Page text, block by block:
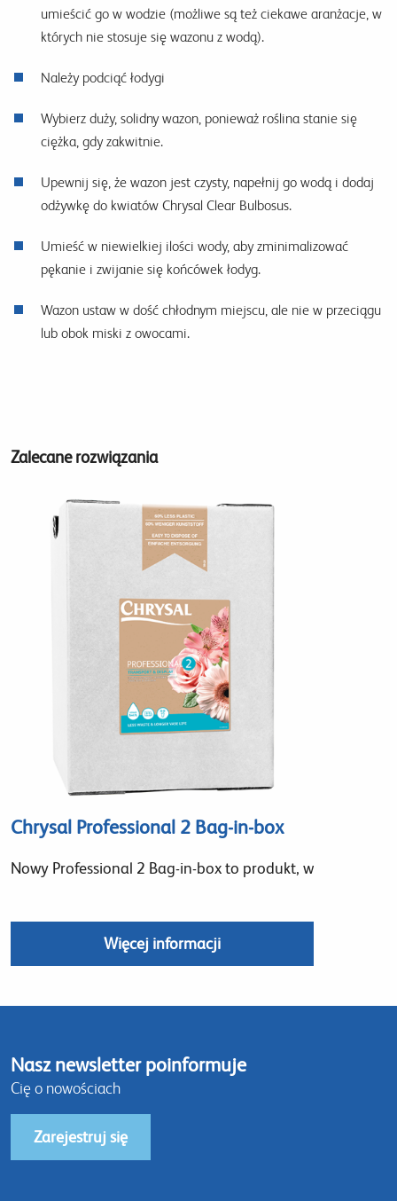
umieścić go w wodzie (możliwe są też ciekawe aranżacje, w
których nie stosuje się wazonu z wodą).
Należy podciąć łodygi
Wybierz duży, solidny wazon, ponieważ roślina stanie się
ciężka, gdy zakwitnie.
Upewnij się, że wazon jest czysty, napełnij go wodą i dodaj
odżywkę do kwiatów Chrysal Clear Bulbosus.
Umieść w niewielkiej ilości wody, aby zminimalizować
pękanie i zwijanie się końcówek łodyg.
Wazon ustaw w dość chłodnym miejscu, ale nie w przeciągu
lub obok miski z owocami.
Zalecane rozwiązania
Chrysal Professional 2 Bag-in-box
Nowy Professional 2 Bag-in-box to produkt, w
Więcej informacji
Nasz newsletter poinformuje
Cię o nowościach
Zarejestruj się